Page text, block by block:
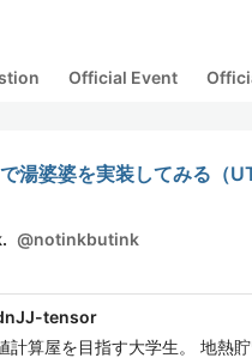
Official Event
湯婆婆を実装してみる（
@notinkbutink
tensor
計算屋を目指す大学生。 地熱